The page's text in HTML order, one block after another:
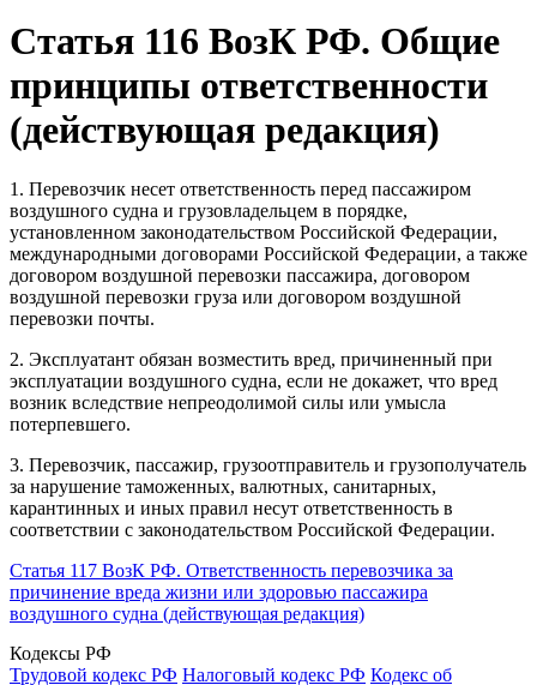
Статья 116 ВозК РФ. Общие
принципы ответственности
(действующая редакция)
1. Перевозчик несет ответственность перед пассажиром
воздушного судна и грузовладельцем в порядке,
установленном законодательством Российской Федерации,
международными договорами Российской Федерации, а также
договором воздушной перевозки пассажира, договором
воздушной перевозки груза или договором воздушной
перевозки почты.
2. Эксплуатант обязан возместить вред, причиненный при
эксплуатации воздушного судна, если не докажет, что вред
возник вследствие непреодолимой силы или умысла
потерпевшего.
3. Перевозчик, пассажир, грузоотправитель и грузополучатель
за нарушение таможенных, валютных, санитарных,
карантинных и иных правил несут ответственность в
соответствии с законодательством Российской Федерации.
Статья 117 ВозК РФ. Ответственность перевозчика за
причинение вреда жизни или здоровью пассажира
воздушного судна (действующая редакция)
Кодексы РФ
Трудовой кодекс РФ Налоговый кодекс РФ Кодекс об